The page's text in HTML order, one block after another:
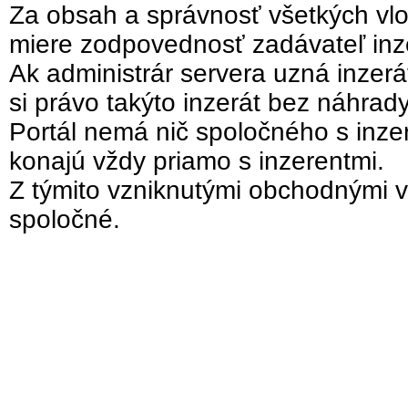
Za obsah a správnosť všetkých
miere zodpovednosť zadávateľ
Ak administrár servera uzná
si právo takýto inzerát bez
Portál nemá nič spoločného s
konajú vždy priamo s inzerentmi.
Z týmito vzniknutými obchodnými
spoločné.